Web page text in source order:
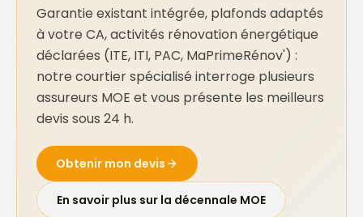
Garantie existant intégrée, plafonds adaptés
à votre CA, activités rénovation énergétique
déclarées (ITE, ITI, PAC, MaPrimeRénov') :
notre courtier spécialisé interroge plusieurs
assureurs MOE et vous présente les meilleurs
devis sous 24 h.
Obtenir mon devis
En savoir plus sur la décennale MOE